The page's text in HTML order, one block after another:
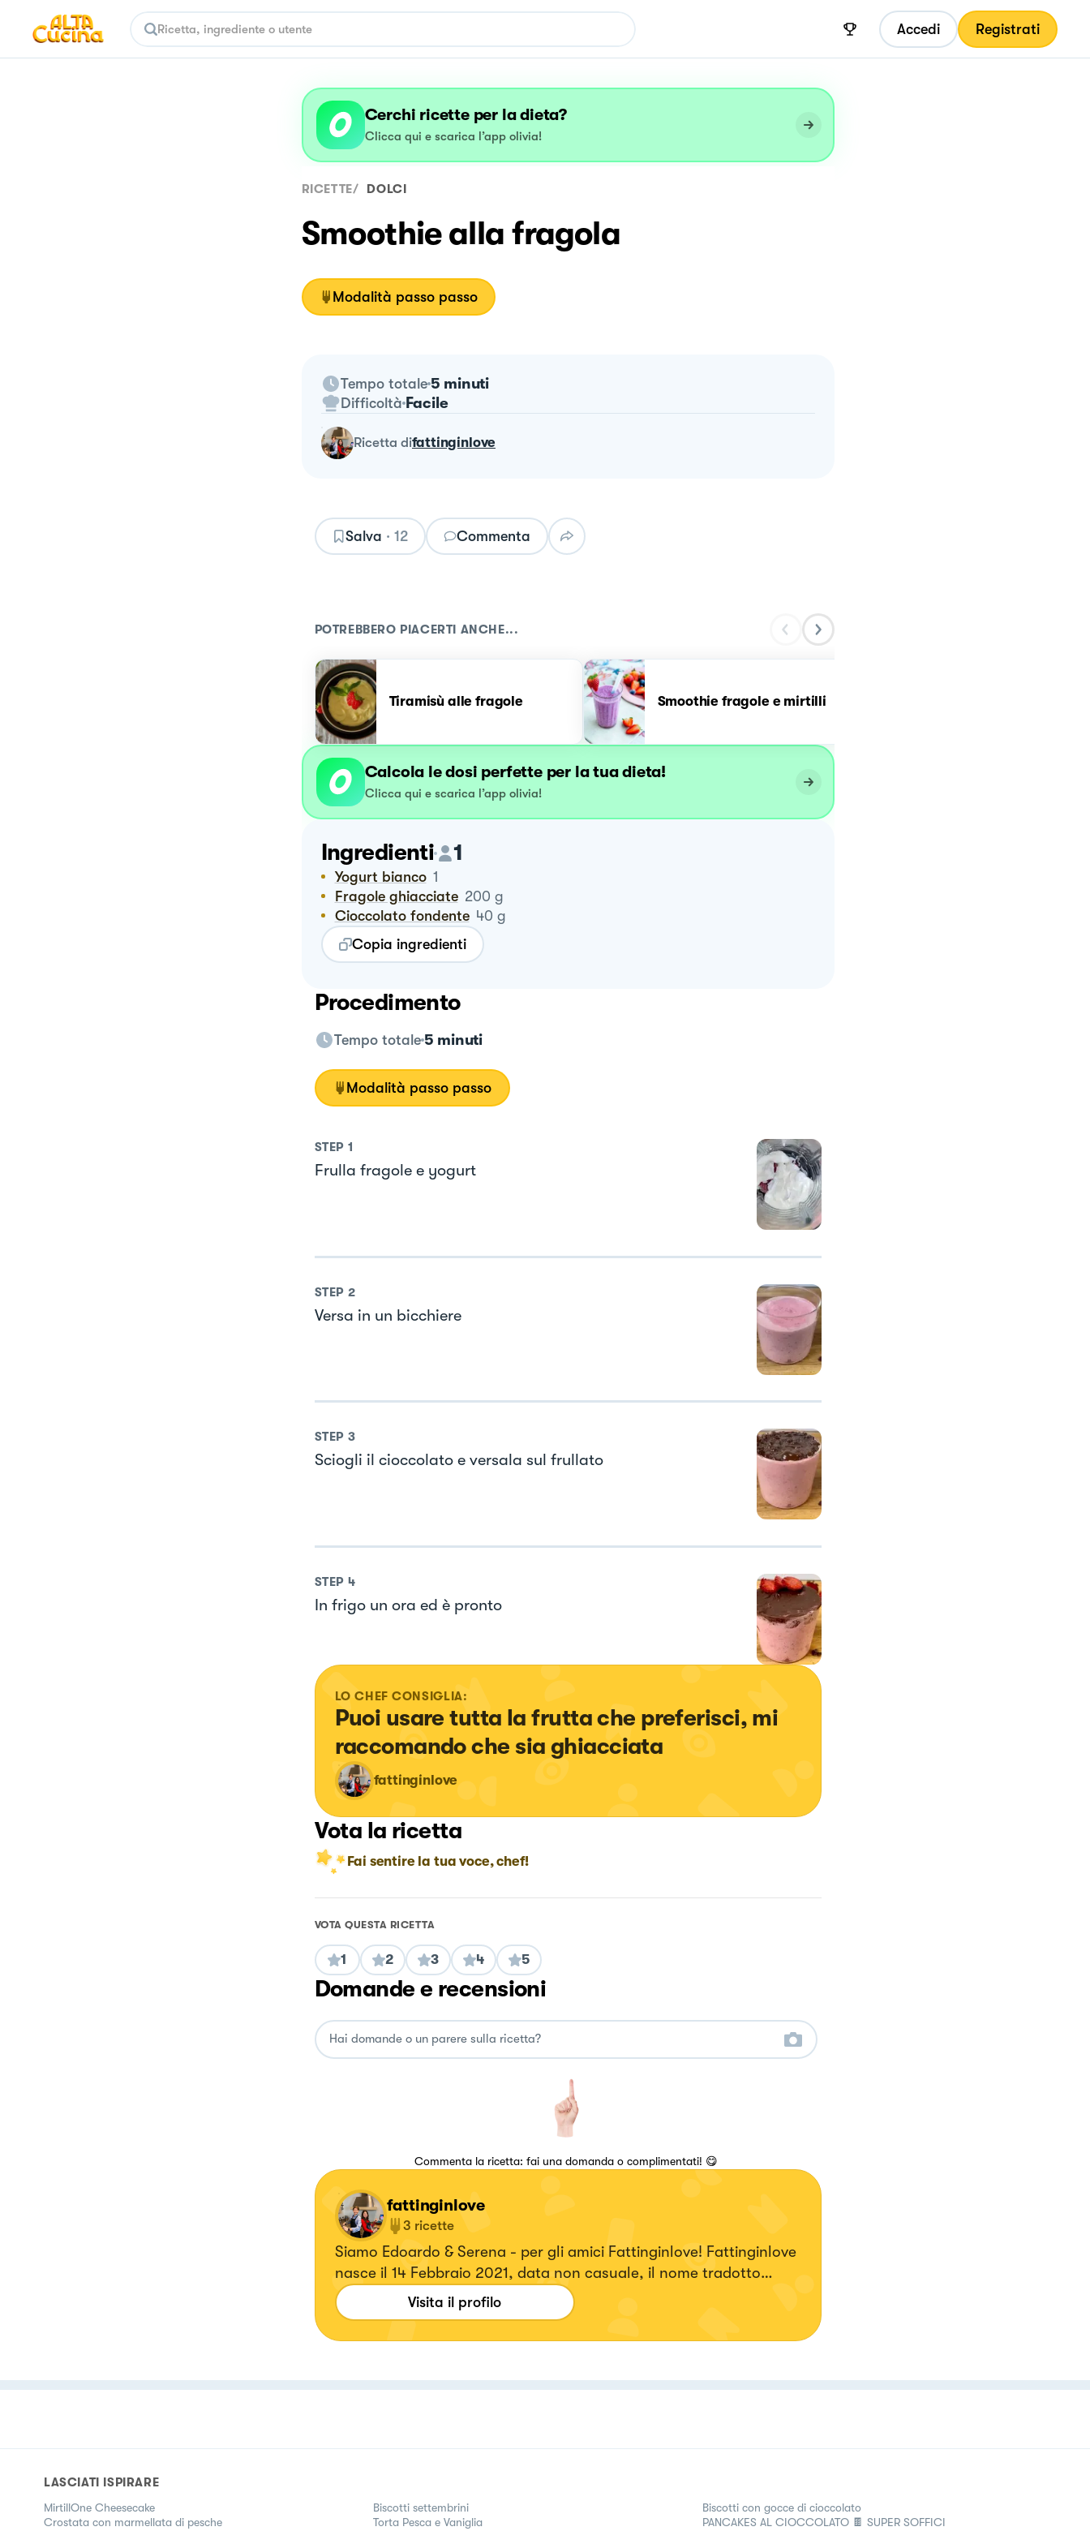
Accedi Registrati
Cerchi ricette per la dieta?
Clicca qui e scarica l’app olivia!
RICETTE/ DOLCI
Smoothie alla fragola
Modalità passo passo
Tempo totale 5 minuti
Difficoltà Facile
ricetta difattinginlove
Salva · 12 Commenta
POTREBBERO PIACERTI ANCHE...
Tiramisù alle fragole Smoothie fragole e mirtilli
Calcola le dosi perfette per la tua dieta!
Clicca qui e scarica l’app olivia!
Ingredienti 1
Yogurt bianco 1
Fragole ghiacciate 200 g
Cioccolato fondente 40 g
Copia ingredienti
Procedimento
Tempo totale 5 minuti
Modalità passo passo
STEP 1
Frulla fragole e yogurt
STEP 2
Versa in un bicchiere
STEP 3
Sciogli il cioccolato e versala sul frullato
STEP 4
In frigo un ora ed è pronto
LO CHEF CONSIGLIA:
Puoi usare tutta la frutta che preferisci, mi
raccomando che sia ghiacciata
fattinginlove
Vota la ricetta
Fai sentire la tua voce, chef!
VOTA QUESTA RICETTA
1 2 3 4 5
Domande e recensioni
Commenta la ricetta: fai una domanda o complimentati! 😋
fattinginlove
3 ricette
Siamo Edoardo & Serena - per gli amici Fattinginlove! Fattinginlove
nasce il 14 Febbraio 2021, data non casuale, il nome tradotto
letteralmente significa "ingrassare con amore". Siamo una coppia
di studenti universitari innamorati della buona cucina e della
nostra terra d'origine, la Sicilia. Ci dilettiamo a scoprire nuove
piatto che può sembrare più complicato è alla portata di tutti.
Visita il profilo
LASCIATI ISPIRARE
MirtillOne Cheesecake
Crostata con marmellata di pesche
Biscotti settembrini
Torta Pesca e Vaniglia
Biscotti con gocce di cioccolato
PANCAKES AL CIOCCOLATO 🍫 SUPER SOFFICI